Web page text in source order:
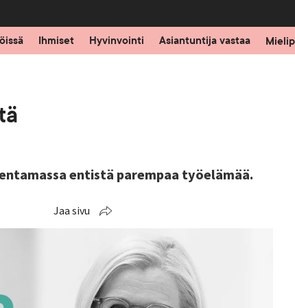
Ihmiset Hyvinvointi Asiantuntija vastaa
entistä parempaa työelämää.
Jaa sivu